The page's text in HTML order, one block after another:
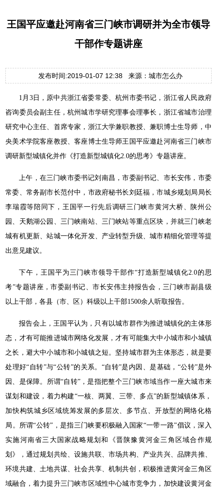
王国平应邀赴河南省三门峡市调研并为全市领导
干部作专题讲座
发布时间:2019-01-07 12:38 来源：城市怎么办
1月3日，原中共浙江省委常委、杭州市委书记，浙江省人民政府
咨询委员会副主任，杭州城市学研究理事会理事长，浙江省城市治理
研究中心主任、首席专家，浙江大学兼职教授、兼职博士生导师，中
央美术学院客座教授、客座博士生导师王国平应邀赴河南省三门峡市
调研新型城镇化并作《打造新型城镇化2.0的思考》专题讲座。
上午，在三门峡市委书记刘南昌，市委副书记、市长安伟，市委
常委、常务副市长范付中，市政府秘书长刘廷福，市城乡规划局局长
李瑞霞等陪同下，王国平一行先后调研三门峡市黄河大桥、陕州公
园、天鹅湖公园、三门峡南站、三门峡站等重点区块，并就三门峡老
城有机更新、站城一体化开发、产业转型升级、城市精细化管理等提
出意见建议。
下午，王国平为三门峡市领导干部作“打造新型城镇化2.0的思
考”专题讲座，市委副书记、市长安伟主持报告会，三门峡市副县级
以上干部，各县（市、区）科级以上干部1500余人听取报告。
报告会上，王国平认为，只有以城市群作为推进城镇化的主体形
态，才有可能推进城市网络化发展，才有可能集大中小城市和小城镇
之长，避大中小城市和小城镇之短。坚持城市群为主体形态，就是要
处理好“自转”与“公转”的关系。“自转”是内因、是基础，“公转”是外
因、是保障。所谓“自转”，是指把整个三门峡市域当作一座大城市来
谋划和建设，着力构建“一核、两翼、三带、多点”的新型城镇体系，
加快构筑城乡区域统筹发展的多层次、多节点、开放型的网络化格
局。所谓“公转”，是指三门峡要积极融入国家“一带一路”倡议，深入
实施河南省三大国家战略规划和《晋陕豫黄河金三角区域合作规
划》，通过规划共绘、设施共联、市场共构、产业共兴、品牌共推、
环境共建、土地共谋、社会共享、机制共创，积极推进黄河金三角区
域融合，着力提升三门峡市区域性中心城市竞争力，加快建设黄河金